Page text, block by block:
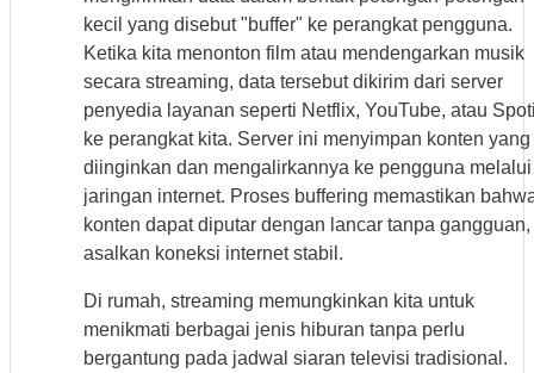
kecil yang disebut "buffer" ke perangkat pengguna.
Ketika kita menonton film atau mendengarkan musik
secara streaming, data tersebut dikirim dari server
penyedia layanan seperti Netflix, YouTube, atau
ke perangkat kita. Server ini menyimpan konten yang
diinginkan dan mengalirkannya ke pengguna melalui
jaringan internet. Proses buffering memastikan
konten dapat diputar dengan lancar tanpa gangguan,
asalkan koneksi internet stabil.
Di rumah, streaming memungkinkan kita untuk
menikmati berbagai jenis hiburan tanpa perlu
bergantung pada jadwal siaran televisi tradisional.